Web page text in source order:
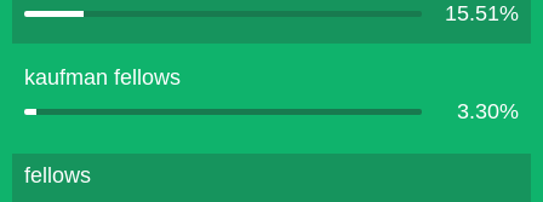
15.51%
kaufman fellows
3.30%
fellows